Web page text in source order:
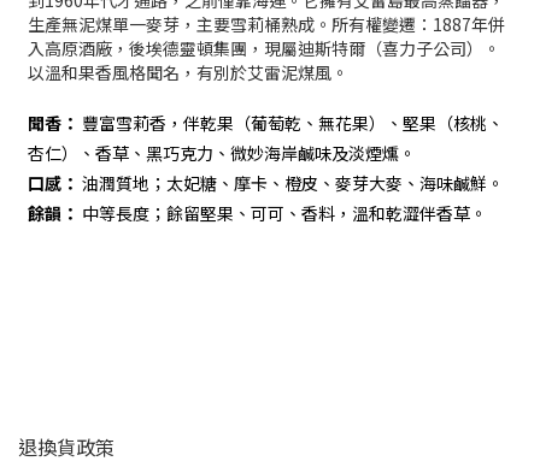
生產無泥煤單一麥芽，主要雪莉桶熟成。所有權變遷：1887年併
入高原酒廠，後埃德靈頓集團，現屬迪斯特爾（喜力子公司）。
以溫和果香風格聞名，有別於艾雷泥煤風。
聞香： 豐富雪莉香，伴乾果（葡萄乾、無花果）、堅果（核桃、
杏仁）、香草、黑巧克力、微妙海岸鹹味及淡煙燻。
口感： 油潤質地；太妃糖、摩卡、橙皮、麥芽大麥、海味鹹鮮。
餘韻： 中等長度；餘留堅果、可可、香料，溫和乾澀伴香草。
退換貨政策